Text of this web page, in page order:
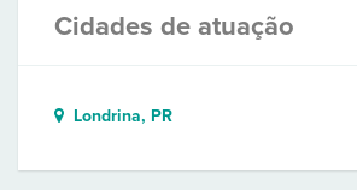
Cidades de atuação
Londrina, PR